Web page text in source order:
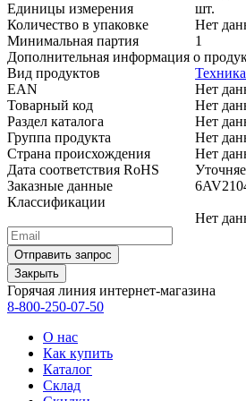
Единицы измерения
шт.
Количество в упаковке
Нет
Минимальная партия
1
Дополнительная информация о
Вид продуктов
EAN
Нет
Товарный код
Нет
Раздел каталога
Нет
Группа продукта
Нет
Страна происхождения
Нет
Дата соответствия RoHS
Заказные данные
Классификации
Нет
Закрыть
Горячая линия интернет-магазина
8-800-250-07-50
О нас
Как купить
Каталог
Склад